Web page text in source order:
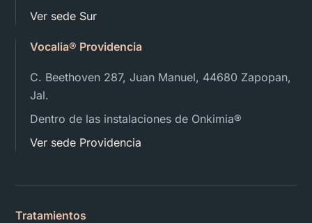
Ver sede Sur
Vocalia® Providencia
C. Beethoven 287, Juan Manuel, 44680 Zapopan,
Jal.
Dentro de las instalaciones de Onkimia®️
Ver sede Providencia
Tratamientos